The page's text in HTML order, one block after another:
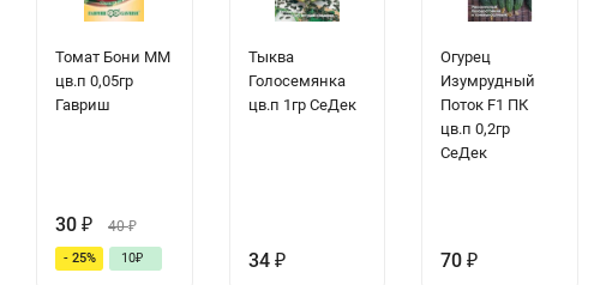
Томат Бони ММ
цв.п 0,05гр
Гавриш
30 ₽ 40₽
- 25% 10₽
Тыква
Голосемянка
цв.п 1гр СеДек
34 ₽
Огурец
Изумрудный
Поток F1 ПК
цв.п 0,2гр
СеДек
70₽